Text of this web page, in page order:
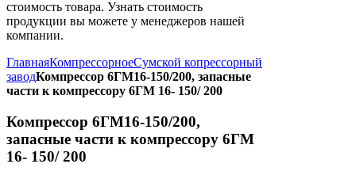
стоимость товара. Узнать стоимость
продукции вы можете у менеджеров нашей
компании.
ГлавнаяКомпрессорноеСумской копрессорный
заводКомпрессор 6ГМ16-150/200, запасные
части к компрессору 6ГМ 16- 150/ 200
Компрессор 6ГМ16-150/200,
запасные части к компрессору 6ГМ
16- 150/ 200